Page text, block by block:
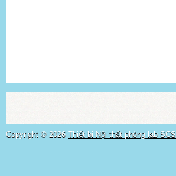
Copyright © 2026 Thiết bị Nội thất phòng lab SCS